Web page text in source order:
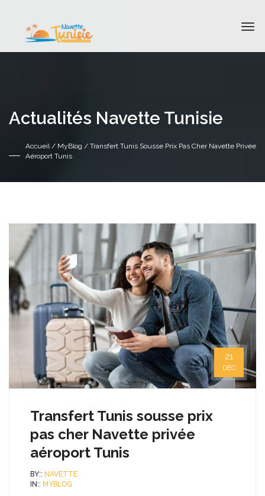
Actualités Navette Tunisie
Accueil/ MyBlog / Transfert Tunis Sousse Prix Pas Cher Navette Privée
Aéroport Tunis
Transfert Tunis sousse prix
pas cher Navette privée
aéroport Tunis
BY:: NAVETTE
IN:: MYBLOG
21
DÉC